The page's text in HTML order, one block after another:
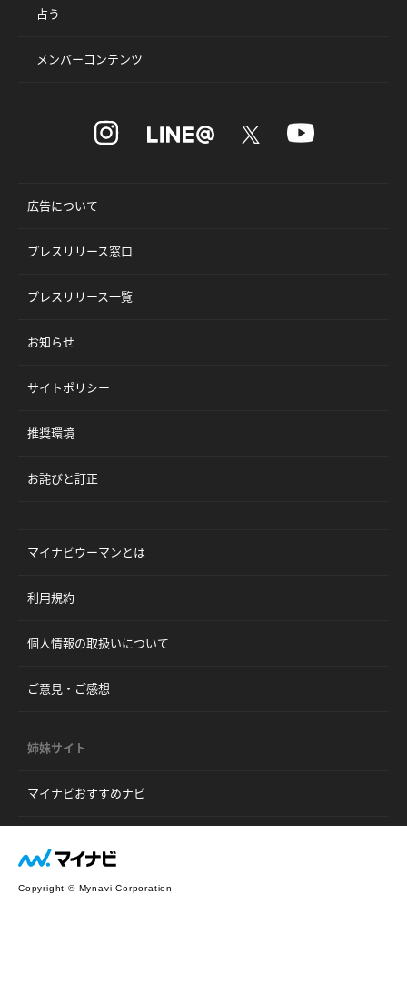
占う
メンバーコンテンツ
広告について
プレスリリース窓口
プレスリリース一覧
お知らせ
サイトポリシー
推奨環境
お詫びと訂正
マイナビウーマンとは
利用規約
個人情報の取扱いについて
ご意見・ご感想
姉妹サイト
マイナビおすすめナビ
Copyright © Mynavi Corporation